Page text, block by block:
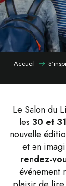
Accueil
Le Salon du
les 30 et
nouvelle
et en
rendez-
événement